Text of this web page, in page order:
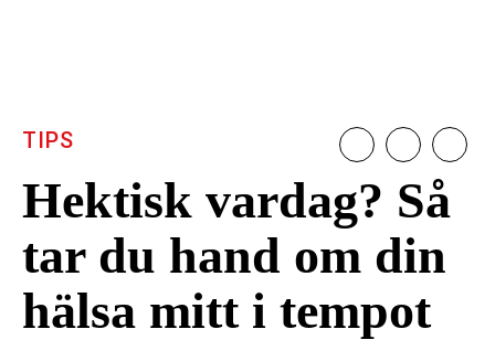
Hektisk vardag? Så
tar du hand om din
hälsa mitt i tempot
TIPS